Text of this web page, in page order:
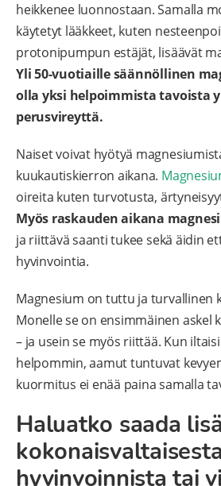
heikkenee luonnostaan. Samalla
käytetyt lääkkeet, kuten
protonipumpun estäjät, lisäävät
Yli 50-vuotiaille säännöllinen
olla yksi helpoimmista tavoista
perusvireyttä.
Naiset voivat hyötyä
kuukautiskierron aikana.
oireita kuten turvotusta,
Myös raskauden aikana
ja riittävä saanti tukee sekä äidin
hyvinvointia.
Magnesium on tuttu ja turvallinen
Monelle se on ensimmäinen askel
– ja usein se myös riittää. Kun
helpommin, aamut tuntuvat
kuormitus ei enää paina samalla
Haluatko saada
kokonaisvaltaisesta
hyvinvoinnista tai